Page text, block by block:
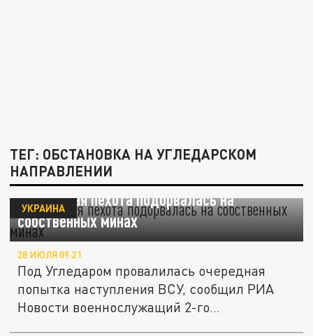
ТЕГ: ОБСТАНОВКА НА УГЛЕДАРСКОМ
НАПРАВЛЕНИИ
Украинская пехота подорвалась на
собственных минах
УКРАИНА
28 ИЮЛЯ 09:21
Под Угледаром провалилась очередная
попытка наступления ВСУ, сообщил РИА
Новости военнослужащий 2-го...